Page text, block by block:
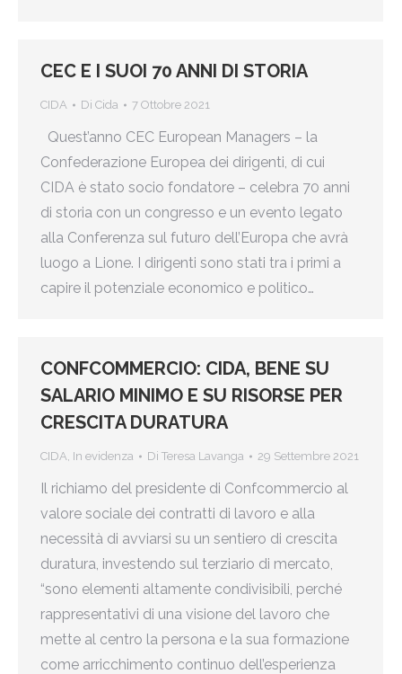
CEC E I SUOI 70 ANNI DI STORIA
CIDA Di Cida 7 Ottobre 2021
Quest’anno CEC European Managers – la
Confederazione Europea dei dirigenti, di cui
CIDA è stato socio fondatore – celebra 70 anni
di storia con un congresso e un evento legato
alla Conferenza sul futuro dell’Europa che avrà
luogo a Lione. I dirigenti sono stati tra i primi a
capire il potenziale economico e politico…
CONFCOMMERCIO: CIDA, BENE SU
SALARIO MINIMO E SU RISORSE PER
CRESCITA DURATURA
CIDA, In evidenza Di Teresa Lavanga 29 Settembre 2021
Il richiamo del presidente di Confcommercio al
valore sociale dei contratti di lavoro e alla
necessità di avviarsi su un sentiero di crescita
duratura, investendo sul terziario di mercato,
“sono elementi altamente condivisibili, perché
rappresentativi di una visione del lavoro che
mette al centro la persona e la sua formazione
come arricchimento continuo dell’esperienza